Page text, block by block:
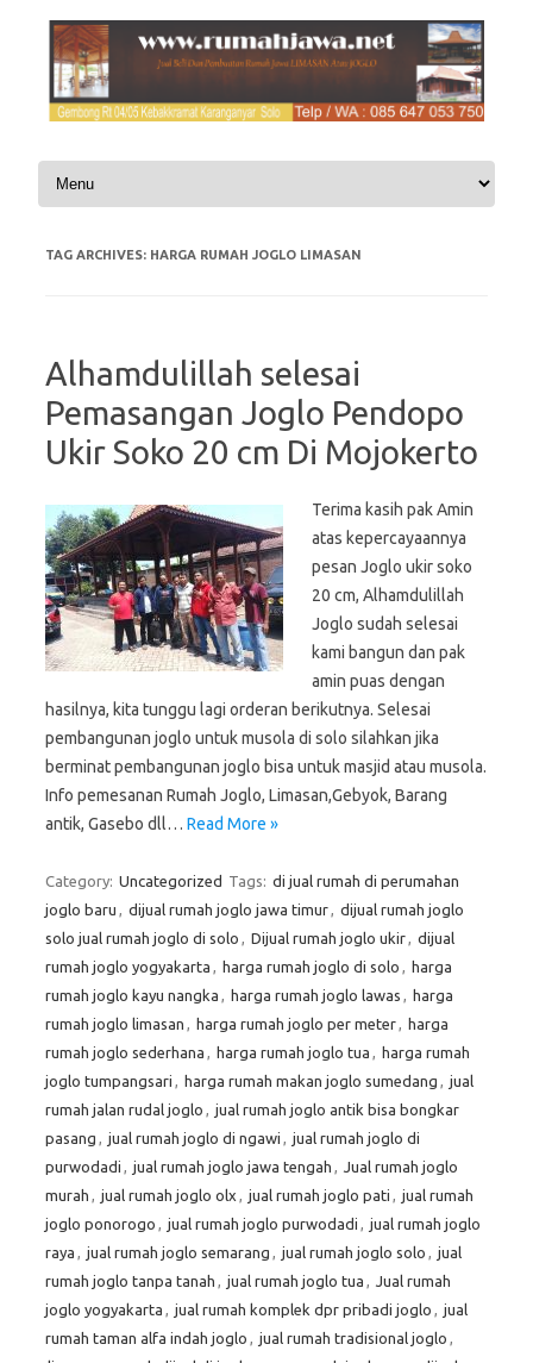
Skip to content
TAG ARCHIVES: HARGA RUMAH JOGLO LIMASAN
Alhamdulillah selesai
Pemasangan Joglo Pendopo
Ukir Soko 20 cm Di Mojokerto
Terima kasih pak Amin
atas kepercayaannya
pesan Joglo ukir soko
20 cm, Alhamdulillah
Joglo sudah selesai
kami bangun dan pak
amin puas dengan
hasilnya, kita tunggu lagi orderan berikutnya. Selesai
pembangunan joglo untuk musola di solo silahkan jika
berminat pembangunan joglo bisa untuk masjid atau musola.
Info pemesanan Rumah Joglo, Limasan,Gebyok, Barang
antik, Gasebo dll… Read More »
Category: Uncategorized Tags: di jual rumah di perumahan
joglo baru , dijual rumah joglo jawa timur, dijual rumah joglo
solo jual rumah joglo di solo , Dijual rumah joglo ukir, dijual
rumah joglo yogyakarta , harga rumah joglo di solo , harga
rumah joglo kayu nangka , harga rumah joglo lawas , harga
rumah joglo limasan , harga rumah joglo per meter, harga
rumah joglo sederhana , harga rumah joglo tua , harga rumah
joglo tumpangsari , harga rumah makan joglo sumedang , jual
rumah jalan rudal joglo , jual rumah joglo antik bisa bongkar
pasang , jual rumah joglo di ngawi , jual rumah joglo di
purwodadi , jual rumah joglo jawa tengah , Jual rumah joglo
murah , jual rumah joglo olx , jual rumah joglo pati , jual rumah
joglo ponorogo , jual rumah joglo purwodadi , jual rumah joglo
raya , jual rumah joglo semarang , jual rumah joglo solo , jual
rumah joglo tanpa tanah , jual rumah joglo tua , Jual rumah
joglo yogyakarta , jual rumah komplek dpr pribadi joglo , jual
rumah taman alfa indah joglo , jual rumah tradisional joglo ,